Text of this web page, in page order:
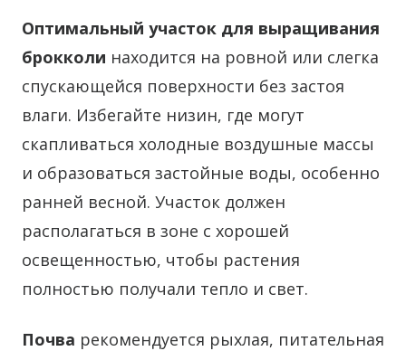
Оптимальный участок для выращивания
брокколи находится на ровной или слегка
спускающейся поверхности без застоя
влаги. Избегайте низин, где могут
скапливаться холодные воздушные массы
и образоваться застойные воды, особенно
ранней весной. Участок должен
располагаться в зоне с хорошей
освещенностью, чтобы растения
полностью получали тепло и свет.
Почва рекомендуется рыхлая, питательная